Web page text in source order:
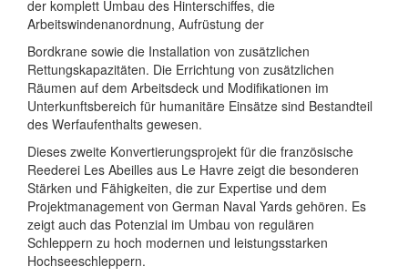
der komplett Umbau des Hinterschiffes, die
Arbeitswindenanordnung, Aufrüstung der
Bordkrane sowie die Installation von zusätzlichen
Rettungskapazitäten. Die Errichtung von zusätzlichen
Räumen auf dem Arbeitsdeck und Modifikationen im
Unterkunftsbereich für humanitäre Einsätze sind Bestandteil
des Werfaufenthalts gewesen.
Dieses zweite Konvertierungsprojekt für die französische
Reederei Les Abeilles aus Le Havre zeigt die besonderen
Stärken und Fähigkeiten, die zur Expertise und dem
Projektmanagement von German Naval Yards gehören. Es
zeigt auch das Potenzial im Umbau von regulären
Schleppern zu hoch modernen und leistungsstarken
Hochseeschleppern.